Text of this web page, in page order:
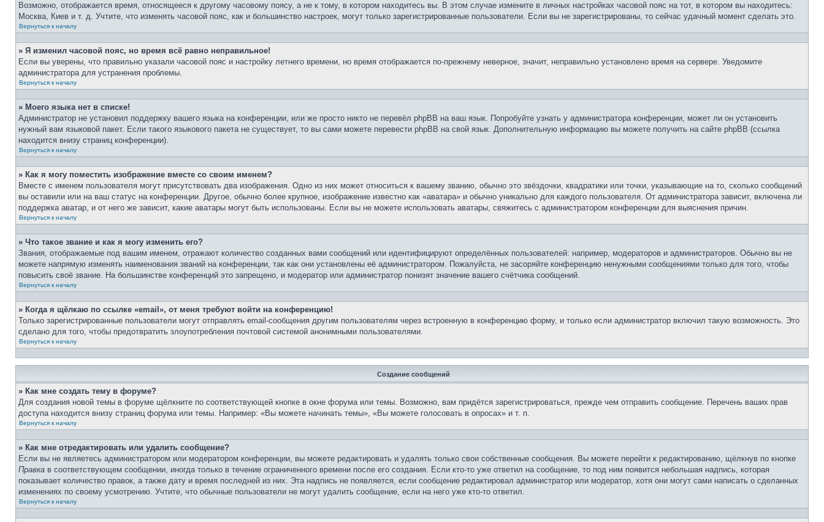
Возможно, отображается время, относящееся к другому часовому поясу, а не к тому, в котором находитесь вы. В этом случае измените в личных настройках часовой пояс на тот, в котором вы находитесь:
Москва, Киев и т. д. Учтите, что изменять часовой пояс, как и большинство настроек, могут только зарегистрированные пользователи. Если вы не зарегистрированы, то сейчас удачный момент сделать это.
Вернуться к началу
» Я изменил часовой пояс, но время всё равно неправильное!
Если вы уверены, что правильно указали часовой пояс и настройку летнего времени, но время отображается по-прежнему неверное, значит, неправильно установлено время на сервере. Уведомите
администратора для устранения проблемы.
Вернуться к началу
» Моего языка нет в списке!
Администратор не установил поддержку вашего языка на конференции, или же просто никто не перевёл phpBB на ваш язык. Попробуйте узнать у администратора конференции, может ли он установить
нужный вам языковой пакет. Если такого языкового пакета не существует, то вы сами можете перевести phpBB на свой язык. Дополнительную информацию вы можете получить на сайте phpBB (ссылка
находится внизу страниц конференции).
Вернуться к началу
» Как я могу поместить изображение вместе со своим именем?
Вместе с именем пользователя могут присутствовать два изображения. Одно из них может относиться к вашему званию, обычно это звёздочки, квадратики или точки, указывающие на то, сколько сообщений
вы оставили или на ваш статус на конференции. Другое, обычно более крупное, изображение известно как «аватара» и обычно уникально для каждого пользователя. От администратора зависит, включена ли
поддержка аватар, и от него же зависит, какие аватары могут быть использованы. Если вы не можете использовать аватары, свяжитесь с администратором конференции для выяснения причин.
Вернуться к началу
» Что такое звание и как я могу изменить его?
Звания, отображаемые под вашим именем, отражают количество созданных вами сообщений или идентифицируют определённых пользователей: например, модераторов и администраторов. Обычно вы не
можете напрямую изменять наименования званий на конференции, так как они установлены её администратором. Пожалуйста, не засоряйте конференцию ненужными сообщениями только для того, чтобы
повысить своё звание. На большинстве конференций это запрещено, и модератор или администратор понизят значение вашего счётчика сообщений.
Вернуться к началу
» Когда я щёлкаю по ссылке «email», от меня требуют войти на конференцию!
Только зарегистрированные пользователи могут отправлять email-сообщения другим пользователям через встроенную в конференцию форму, и только если администратор включил такую возможность. Это
сделано для того, чтобы предотвратить злоупотребления почтовой системой анонимными пользователями.
Вернуться к началу
Создание сообщений
» Как мне создать тему в форуме?
Для создания новой темы в форуме щёлкните по соответствующей кнопке в окне форума или темы. Возможно, вам придётся зарегистрироваться, прежде чем отправить сообщение. Перечень ваших прав
доступа находится внизу страниц форума или темы. Например: «Вы можете начинать темы», «Вы можете голосовать в опросах» и т. п.
Вернуться к началу
» Как мне отредактировать или удалить сообщение?
Если вы не являетесь администратором или модератором конференции, вы можете редактировать и удалять только свои собственные сообщения. Вы можете перейти к редактированию, щёлкнув по кнопке
Правка в соответствующем сообщении, иногда только в течение ограниченного времени после его создания. Если кто-то уже ответил на сообщение, то под ним появится небольшая надпись, которая
показывает количество правок, а также дату и время последней из них. Эта надпись не появляется, если сообщение редактировал администратор или модератор, хотя они могут сами написать о сделанных
изменениях по своему усмотрению. Учтите, что обычные пользователи не могут удалить сообщение, если на него уже кто-то ответил.
Вернуться к началу